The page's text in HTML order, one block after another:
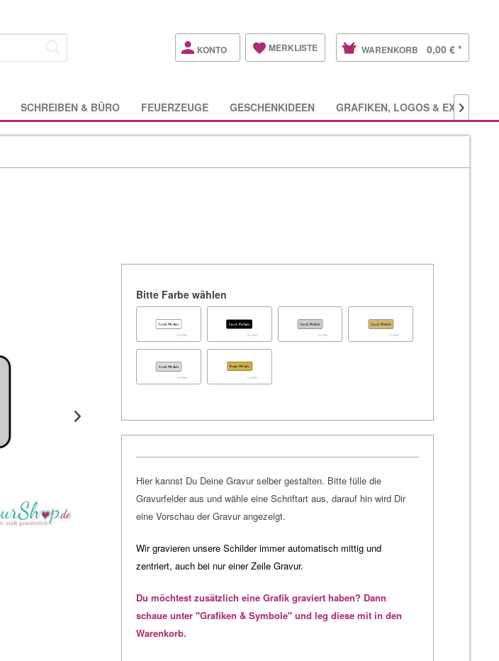
KONTO MERKLISTE WARENKORB 0,00 € *
SCHREIBEN & BÜRO FEUERZEUGE GESCHENKIDEEN GRAFIKEN, LOGOS & EXTRAS

Bitte Farbe wählen
Hier kannst Du Deine Gravur selber gestalten. Bitte fülle die
Gravurfelder aus und wähle eine Schriftart aus, darauf hin wird Dir
eine Vorschau der Gravur angezeigt.
Wir gravieren unsere Schilder immer automatisch mittig und
zentriert, auch bei nur einer Zeile Gravur.
Du möchtest zusätzlich eine Grafik graviert haben? Dann
schaue unter "Grafiken & Symbole" und leg diese mit in den
Warenkorb.